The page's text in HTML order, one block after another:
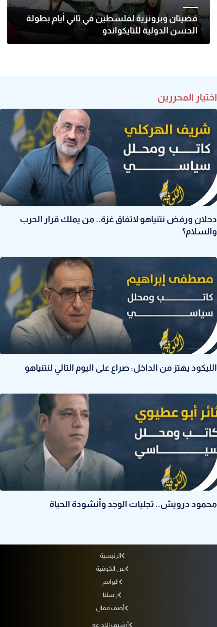
فضيتان وبرونزية لفلسطين في ثاني أيام بطولة
الحسن الدولية للتايكواندو
اختيار المحررين
دحلان ورفض نتنياهو لاتفاق غزة.. من يملك قرار الحرب
والسلام؟
الليكود يهتز من الداخل: صراع على اليوم التالي لنتنياهو
محمود درويش.. تجليات الوجد وأنشودة الحياة
الرئيسية
عن الكوفية
البرامج
راسلنا
أضف مقال
أرشيف الإذاعة